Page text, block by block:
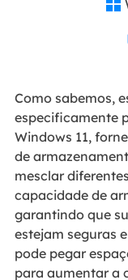

Como sabemos,
especificamente
Windows 11,
de
mesclar
capacidade de
garantindo que
estejam seguras
pode pegar
para aumentar a